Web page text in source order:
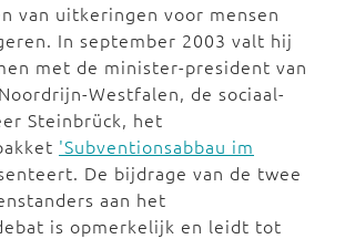
van uitkeringen voor mensen
In september 2003 valt hij
met de minister-president van
Westfalen, de sociaal-
Steinbrück, het
'Subventionsabbau im
De bijdrage van de twee
aan het
is opmerkelijk en leidt tot